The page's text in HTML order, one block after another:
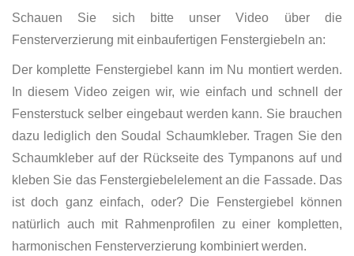
Schauen Sie sich bitte unser Video über die
Fensterverzierung mit einbaufertigen Fenstergiebeln an:
Der komplette Fenstergiebel kann im Nu montiert werden.
In diesem Video zeigen wir, wie einfach und schnell der
Fensterstuck selber eingebaut werden kann. Sie brauchen
dazu lediglich den Soudal Schaumkleber. Tragen Sie den
Schaumkleber auf der Rückseite des Tympanons auf und
kleben Sie das Fenstergiebelelement an die Fassade. Das
ist doch ganz einfach, oder? Die Fenstergiebel können
natürlich auch mit Rahmenprofilen zu einer kompletten,
harmonischen Fensterverzierung kombiniert werden.